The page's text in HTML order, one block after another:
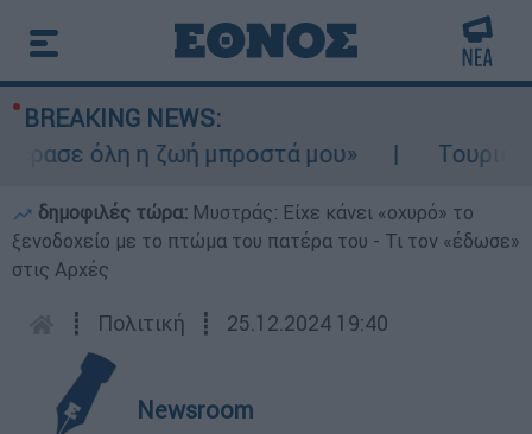
BREAKING NEWS:
όλη η ζωή μπροστά μου»
δημοφιλές τώρα: Μυστράς: Είχε κάνει «οχυρό» το
ξενοδοχείο με το πτώμα του πατέρα του - Τι τον «έδωσε»
στις Αρχές
┋ Πολιτική ┋ 25.12.2024 19:40
Newsroom